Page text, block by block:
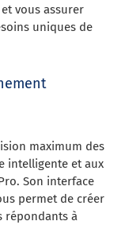
vous assurer
uniques de
maximum des
intelligente et aux
Son interface
permet de créer
répondants à